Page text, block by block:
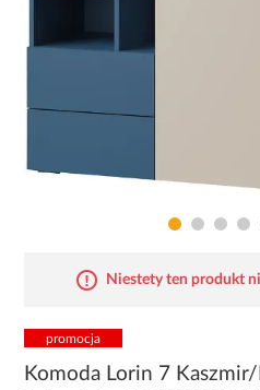
Niestety ten produkt
promocja
Komoda Lorin 7